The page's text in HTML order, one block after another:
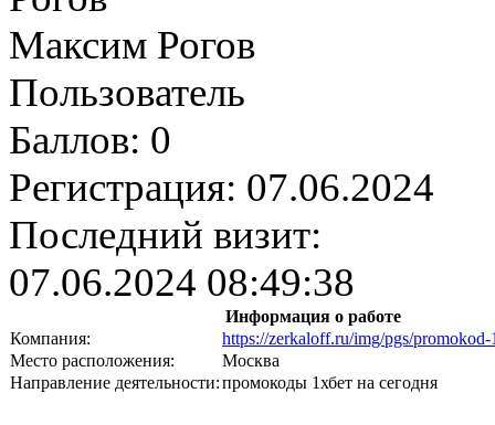
Максим Рогов
Пользователь
Баллов: 0
Регистрация: 07.06.2024
Последний визит:
07.06.2024 08:49:38
Информация о работе
Компания:
https://zerkaloff.ru/img/pgs/
Место расположения:
Москва
Направление деятельности:промокоды 1хбет на сегодня